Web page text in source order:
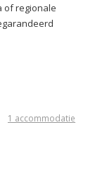
of regionale
1 accommodatie